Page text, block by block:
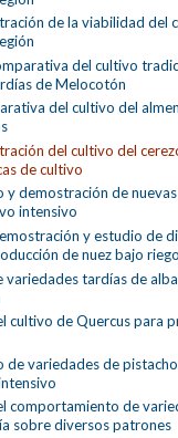
de la viabilidad del
del cultivo
de Melocotón
del cultivo del
del cultivo del
de cultivo
demostración de
intensivo
y estudio de
de nuez bajo
variedades tardías de
cultivo de Quercus para
variedades de
comportamiento de
sobre diversos patrones